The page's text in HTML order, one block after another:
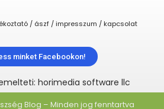
/ ászf / impresszum / kapcsolat
minket Facebookon!
horimedia software llc
Blog – Minden jog fenntartva